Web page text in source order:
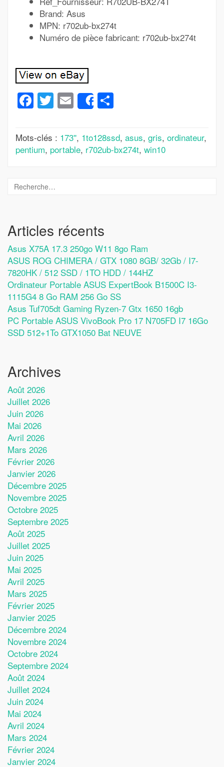
Brand: Asus
MPN: r702ub-bx274t
Numéro de pièce fabricant: r702ub-bx274t
Facebook
Twitter
Email
Share
Mots-clés : 173'', 1to128ssd, asus, gris, ordinateur,
pentium, portable, r702ub-bx274t, win10
Articles récents
Asus X75A 17.3 250go W11 8go Ram
ASUS ROG CHIMERA / GTX 1080 8GB/ 32Gb / I7-
7820HK / 512 SSD / 1TO HDD / 144HZ
Ordinateur Portable ASUS ExpertBook B1500C I3-
1115G4 8 Go RAM 256 Go SS
Asus Tuf705dt Gaming Ryzen-7 Gtx 1650 16gb
PC Portable ASUS VivoBook Pro 17 N705FD I7 16Go
SSD 512+1To GTX1050 Bat NEUVE
Archives
Août 2026
Juillet 2026
Juin 2026
Mai 2026
Avril 2026
Mars 2026
Février 2026
Janvier 2026
Décembre 2025
Novembre 2025
Octobre 2025
Septembre 2025
Août 2025
Juillet 2025
Juin 2025
Mai 2025
Avril 2025
Mars 2025
Février 2025
Janvier 2025
Décembre 2024
Novembre 2024
Octobre 2024
Septembre 2024
Août 2024
Juillet 2024
Juin 2024
Mai 2024
Avril 2024
Mars 2024
Février 2024
Janvier 2024